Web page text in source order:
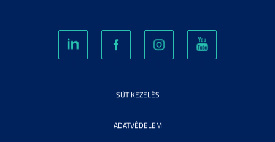
SÜTIKEZELÉS
ADATVÉDELEM